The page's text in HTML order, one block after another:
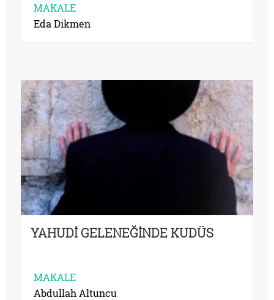
MAKALE
Eda Dikmen
YAHUDİ GELENEĞİNDE KUDÜS
MAKALE
Abdullah Altuncu